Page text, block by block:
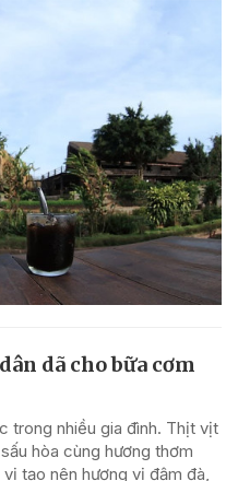
dã cho bữa cơm
trong nhiều gia đình. Thịt vịt
hòa cùng hương thơm
tạo nên hương vị đậm đà,